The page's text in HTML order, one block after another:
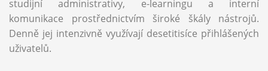
studijní administrativy, e-learningu a interní
komunikace prostřednictvím široké škály nástrojů.
Denně jej intenzivně využívají desetitisíce přihlášených
uživatelů.